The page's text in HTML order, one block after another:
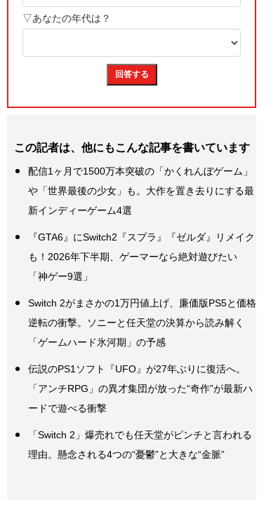
この記者は、他にもこんな記事を書いています
配信1ヶ月で1500万本突破の「かくれんぼゲーム」
や「世界最後の少女」も。大作を置き去りにする最
新インディーゲーム4選
『GTA6』にSwitch2『スプラ』『ゼルダ』リメイク
も！2026年下半期、ゲーマーなら絶対遊びたい
「神ゲー9選」
Switch 2がまさかの1万円値上げ、廉価版PS5と価格
逆転の衝撃。ソニーと任天堂の決算から読み解く
「ゲームハード氷河期」の予感
伝説のPS1ソフト『UFO』が27年ぶりに復活へ。
「アンチRPG」の異才集団が放った“奇作”が最新ハ
ードで遊べる衝撃
「Switch 2」爆売れでも任天堂がピンチと言われる
理由。懸念される4つの“憂鬱”と大きな“金脈”